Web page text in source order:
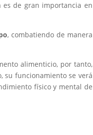
es de gran importancia en
, combatiendo de manera
alimenticio, por tanto,
su funcionamiento se verá
físico y mental de